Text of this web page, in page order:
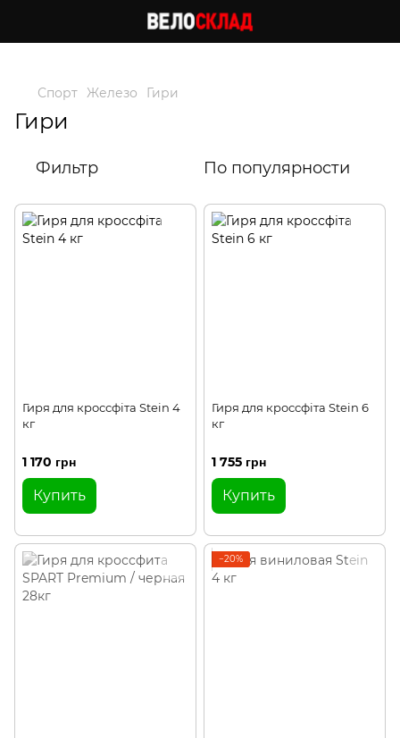
Спорт Железо Гири
Гири
Фильтр По популярности
Гиря для кроссфіта Stein 4
кг
1 170 грн
Купить
Гиря для кроссфіта Stein 6
кг
1 755 грн
Купить
−20%